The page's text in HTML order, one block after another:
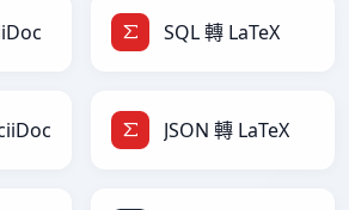
SQL 轉 LaTeX
JSON 轉 LaTeX